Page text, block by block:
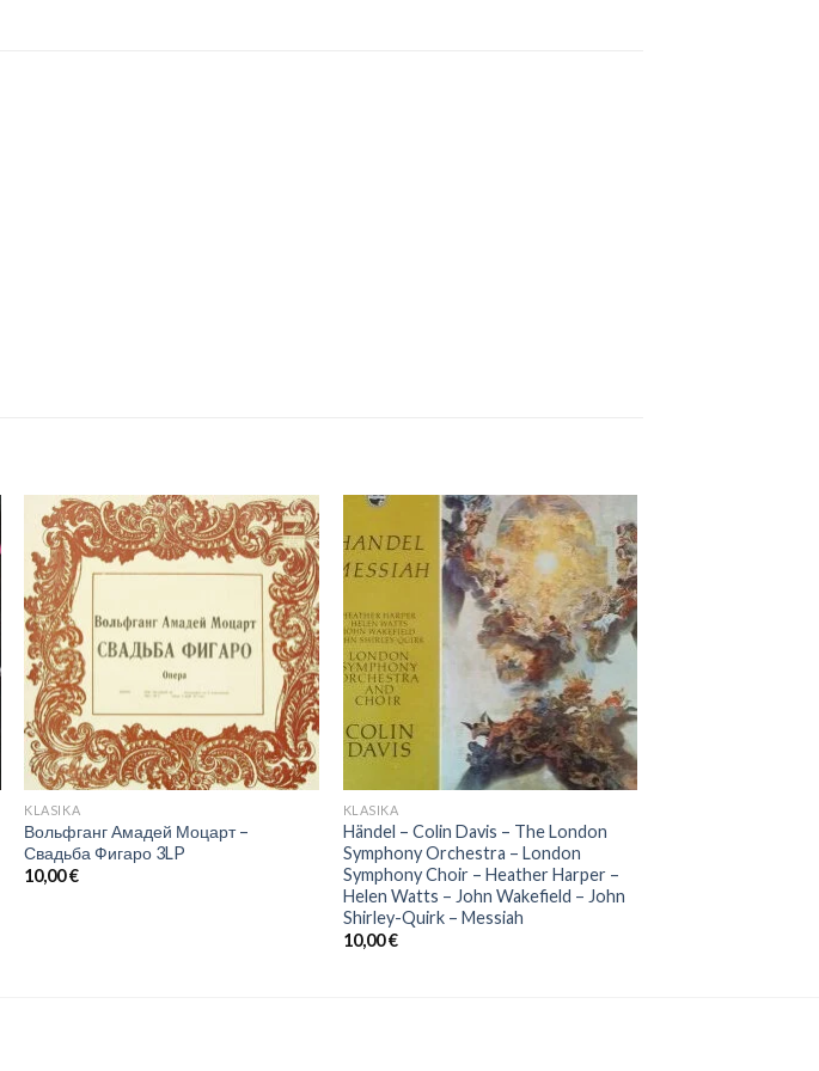
KLASIKA
Вольфганг Амадей Моцарт –
Свадьба Фигаро 3LP
10,00€
KLASIKA
Händel – Colin Davis – The London
Symphony Orchestra – London
Symphony Choir – Heather Harper –
Helen Watts – John Wakefield – John
Shirley-Quirk ‎– Messiah
10,00€